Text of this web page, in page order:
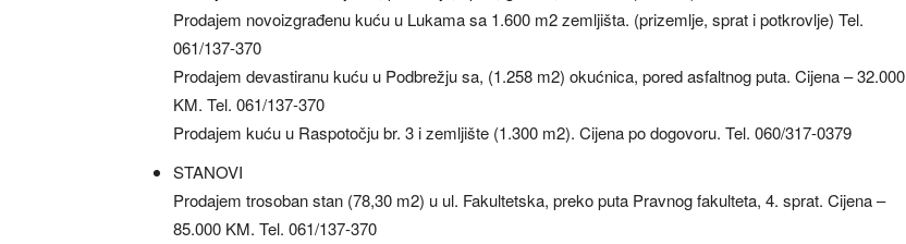
Prodajem novoizgrađenu kuću u Lukama sa 1.600 m2 zemljišta. (prizemlje, sprat i potkrovlje) Tel.
061/137-370
Prodajem devastiranu kuću u Podbrežju sa, (1.258 m2) okućnica, pored asfaltnog puta. Cijena – 32.000
KM. Tel. 061/137-370
Prodajem kuću u Raspotočju br. 3 i zemljište (1.300 m2). Cijena po dogovoru. Tel. 060/317-0379
STANOVI
Prodajem trosoban stan (78,30 m2) u ul. Fakultetska, preko puta Pravnog fakulteta, 4. sprat. Cijena –
85.000 KM. Tel. 061/137-370